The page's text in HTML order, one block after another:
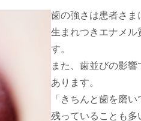
歯の強さは患者さま
生まれつきエナメ
す。
また、歯並びの影
あります。
「きちんと歯を磨
残っていることも多